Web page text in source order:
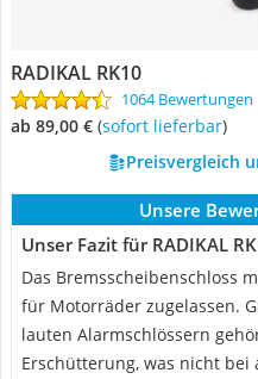
RADIKAL RK10
1064 Bewertungen
ab 89,00 € ( Sofort lieferbar)
Preisvergleich
Unsere
Unser Fazit für RADIKAL
Das Bremsscheibenschloss
für Motorräder zugelassen.
lauten Alarmschlössern
Erschütterung, was nicht